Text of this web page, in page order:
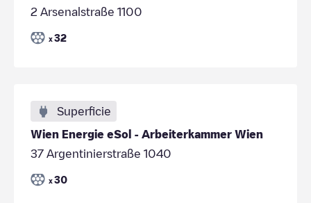
2 Arsenalstraße 1100
x 32
Superficie
Wien Energie eSol - Arbeiterkammer Wien
37 Argentinierstraße 1040
x 30